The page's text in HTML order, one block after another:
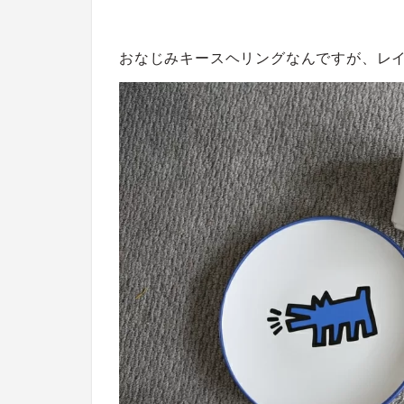
おなじみキースヘリングなんですが、レ